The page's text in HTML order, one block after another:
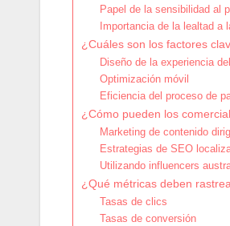
Papel de la sensibilidad al
Importancia de la lealtad a
¿Cuáles son los factores
Diseño de la experiencia
Optimización móvil
Eficiencia del proceso de
¿Cómo pueden los
Marketing de contenido
Estrategias de SEO
Utilizando influencers
¿Qué métricas deben
Tasas de clics
Tasas de conversión